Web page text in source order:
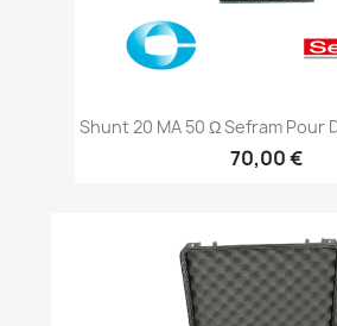
Shunt 20 MA 50 Ω Sefram Pour
70,00 €